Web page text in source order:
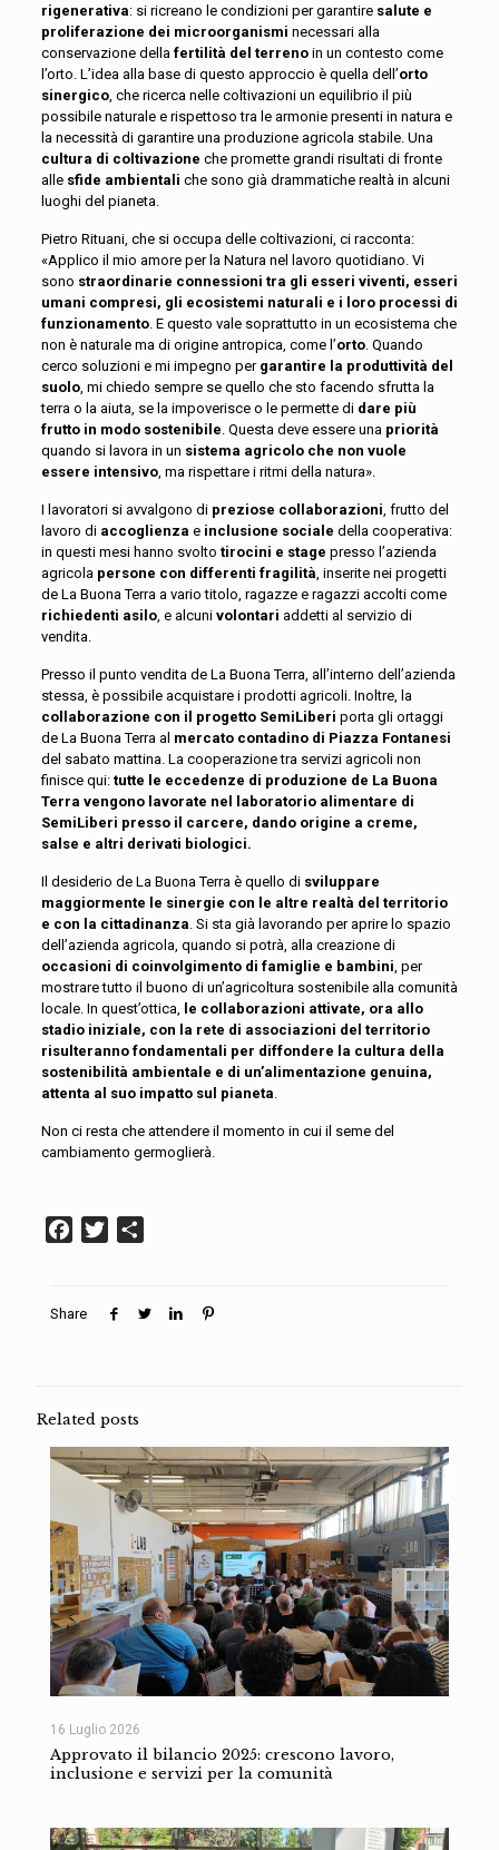
rigenerativa: si ricreano le condizioni per garantire salute e
proliferazione dei microorganismi necessari alla
conservazione della fertilità del terrenoin un contesto come
l’orto. L’idea alla base di questo approccio è quella dell’orto
sinergico, che ricerca nelle coltivazioni un equilibrio il più
possibile naturale e rispettoso tra le armonie presenti in natura e
la necessità di garantire una produzione agricola stabile. Una
cultura di coltivazione che promette grandi risultati di fronte
alle sfide ambientali che sono già drammatiche realtà in alcuni
luoghi del pianeta.
Pietro Rituani, che si occupa delle coltivazioni, ci racconta:
«Applico il mio amore per la Natura nel lavoro quotidiano. Vi
sono straordinarie connessioni tra gli esseri viventi, esseri
umani compresi, gli ecosistemi naturali e i loro processi di
funzionamento. E questo vale soprattutto in un ecosistema che
non è naturale ma di origine antropica, come l’orto. Quando
cerco soluzioni e mi impegno per garantire la produttività del
suolo, mi chiedo sempre se quello che sto facendo sfrutta la
terra o la aiuta, se la impoverisce o le permette di dare più
frutto in modo sostenibile. Questa deve essere una priorità
quando si lavora in un sistema agricolo che non vuole
essere intensivo, ma rispettare i ritmi della natura».
I lavoratori si avvalgono di preziose collaborazioni, frutto del
lavoro di accoglienza e inclusione sociale della cooperativa:
in questi mesi hanno svolto tirocini e stage presso l’azienda
agricola persone con differenti fragilità, inserite nei progetti
de La Buona Terra a vario titolo, ragazze e ragazzi accolti come
richiedenti asilo, e alcuni volontari addetti al servizio di
vendita.
Presso il punto vendita de La Buona Terra, all’interno dell’azienda
stessa, è possibile acquistare i prodotti agricoli. Inoltre, la
collaborazione con il progetto SemiLiberi porta gli ortaggi
de La Buona Terra al mercato contadino di Piazza Fontanesi
del sabato mattina. La cooperazione tra servizi agricoli non
finisce qui: tutte le eccedenze di produzione de La Buona
Terra vengono lavorate nel laboratorio alimentare di
SemiLiberi presso il carcere, dando origine a creme,
salse e altri derivati biologici.
Il desiderio de La Buona Terra è quello di sviluppare
maggiormente le sinergie con le altre realtà del territorio
e con la cittadinanza. Si sta già lavorando per aprire lo spazio
dell’azienda agricola, quando si potrà, alla creazione di
occasioni di coinvolgimento di famiglie e bambini, per
mostrare tutto il buono di un’agricoltura sostenibile alla comunità
locale. In quest’ottica, le collaborazioni attivate, ora allo
stadio iniziale, con la rete di associazioni del territorio
risulteranno fondamentali per diffondere la cultura della
sostenibilità ambientale e di un’alimentazione genuina,
attenta al suo impatto sul pianeta.
Non ci resta che attendere il momento in cui il seme del
cambiamento germoglierà.
Facebook
Twitter
Share
Related posts
16 Luglio 2026
Approvato il bilancio 2025: crescono lavoro,
inclusione e servizi per la comunità